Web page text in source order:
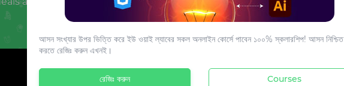
আসন সংখ্যার উপর ভিত্তি করে ইউ ওয়াই ল্যাবের সকল অনলাইন কোর্সে পাবেন ১০০% স্কলারশিপ! আসন নিশ্চিত
করতে রেজিঃ করুন এখনই।
রেজিঃ করুন Courses